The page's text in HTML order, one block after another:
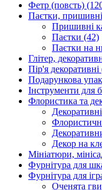
Фетр (повсть)
Паєтки,
Пришивні
Паєтки (42)
Паєтки на
Глітер,
Пір'я
Подарункова
Інструменти для
Флористика та
Декор на
Мініатюри,
Фурнітура для
Фурнітура для
Оченята